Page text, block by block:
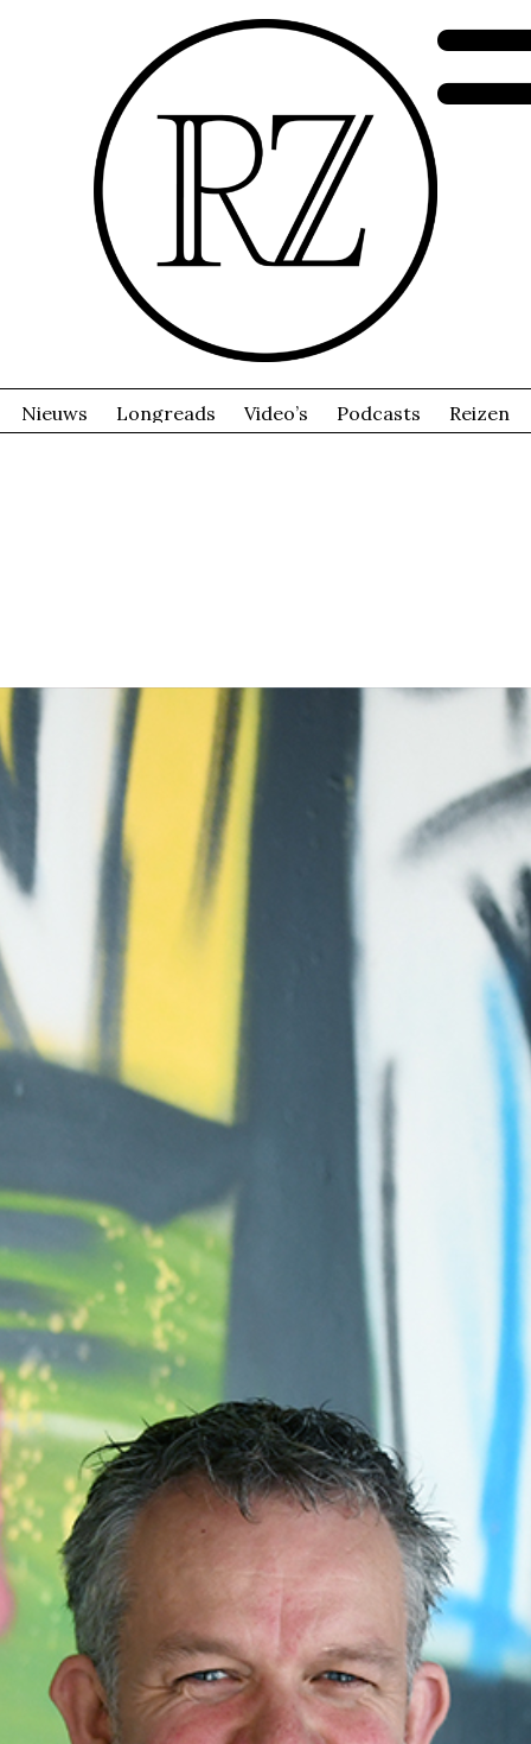
Nieuws Longreads Video’s Podcasts Reizen